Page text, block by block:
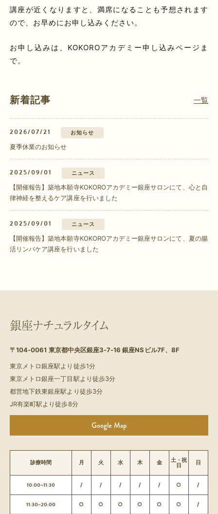
講座が近くなりますと、満席になることも予想されます
ので、お早めにお申し込みください。
お申し込みは、KOKOROアカデミー申し込みページま
で。
新着記事 一覧
2026/07/21 お知らせ
夏季休業のお知らせ
2025/09/01 ニュース
【開催報告】築地本願寺KOKOROアカデミー銀座サロンにて、心と自
律神経を整えるケア講座を行いました
2025/09/01 ニュース
【開催報告】築地本願寺KOKOROアカデミー銀座サロンにて、夏の腸
活リンパケア講座を行いました
銀座ナチュラルタイム
〒104-0061 東京都中央区銀座3-7-16 銀座NSビル7F、8F
東京メトロ銀座駅より徒歩1分
東京メトロ銀座一丁目駅より徒歩3分
都営地下鉄東銀座駅より徒歩3分
JR有楽町駅より徒歩8分
Google Map
診療時間 月 火 水 木 金 土・祝
日 日
10:00~11:30 / / / / / ○ /
11:30~20:00 ○ ○ ○ ○ ○ ○ /